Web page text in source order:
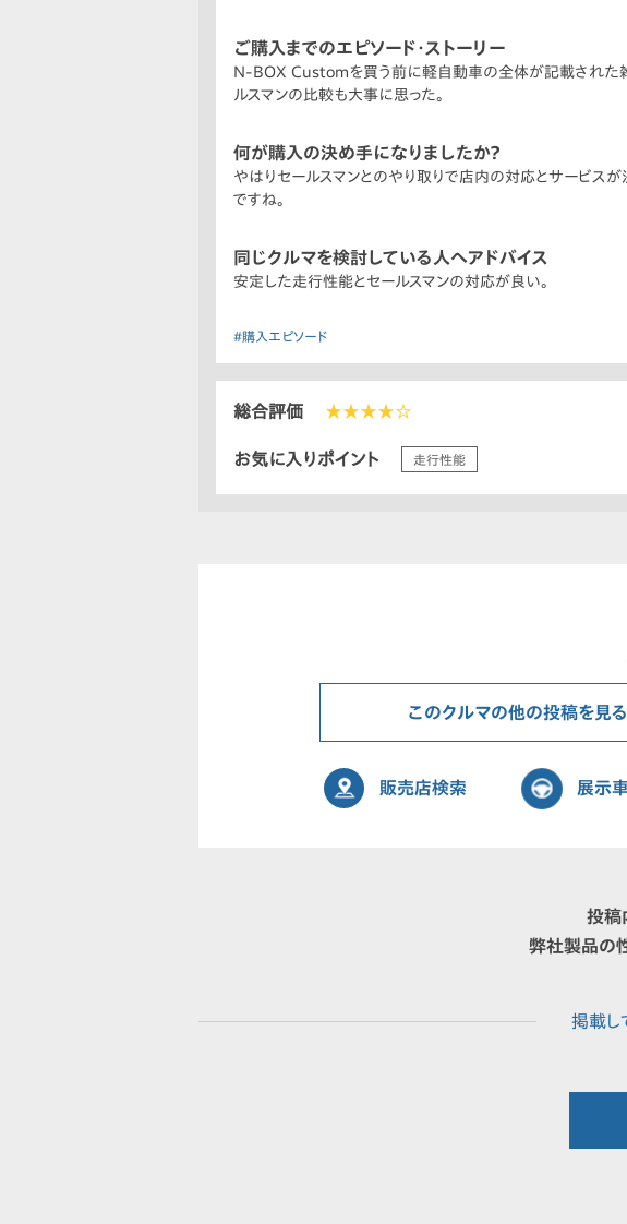
ご購入までのエピソード・ストーリー
N-BOX Customを買う前に軽自動車の全体が記載された
ルスマンの比較も大事に思った。
何が購入の決め手になりましたか？
やはりセールスマンとのやり取りで店内の対応とサービス
ですね。
同じクルマを検討している人へアドバイス
安定した走行性能とセールスマンの対応が良い。
#購入エピソード
総合評価 ★★★★☆
お気に入りポイント 走行性能
このクルマの他の投稿を見る
販売店検索 展示
投稿
弊社製品の